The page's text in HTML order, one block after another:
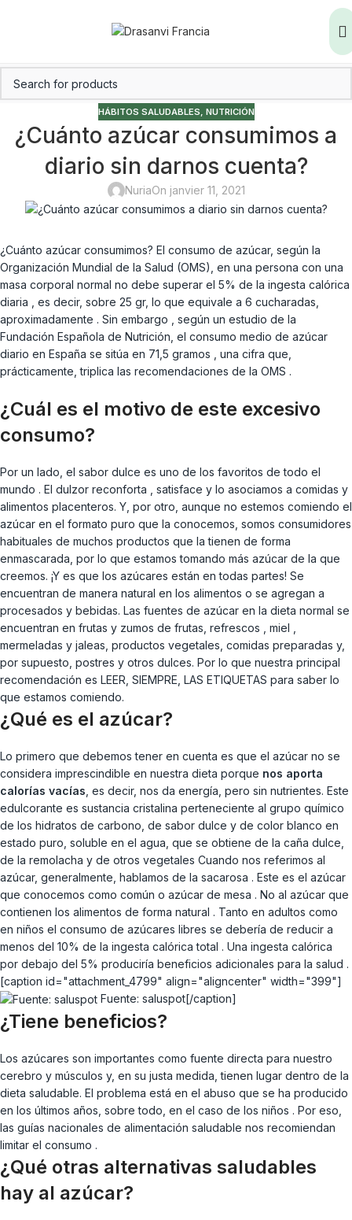
HÁBITOS SALUDABLES, NUTRICIÓN
¿Cuánto azúcar consumimos a
diario sin darnos cuenta?
NuriaOn janvier 11, 2021
¿Cuánto azúcar consumimos? El consumo de azúcar, según la
Organización Mundial de la Salud (OMS), en una persona con una
masa corporal normal no debe superar el 5% de la ingesta calórica
diaria , es decir, sobre 25 gr, lo que equivale a 6 cucharadas,
aproximadamente . Sin embargo , según un estudio de la
Fundación Española de Nutrición, el consumo medio de azúcar
diario en España se sitúa en 71,5 gramos , una cifra que,
prácticamente, triplica las recomendaciones de la OMS .
¿Cuál es el motivo de este excesivo
consumo?
Por un lado, el sabor dulce es uno de los favoritos de todo el
mundo . El dulzor reconforta , satisface y lo asociamos a comidas y
alimentos placenteros. Y, por otro, aunque no estemos comiendo el
azúcar en el formato puro que la conocemos, somos consumidores
habituales de muchos productos que la tienen de forma
enmascarada, por lo que estamos tomando más azúcar de la que
creemos. ¡Y es que los azúcares están en todas partes! Se
encuentran de manera natural en los alimentos o se agregan a
procesados y bebidas. Las fuentes de azúcar en la dieta normal se
encuentran en frutas y zumos de frutas, refrescos , miel ,
mermeladas y jaleas, productos vegetales, comidas preparadas y,
por supuesto, postres y otros dulces. Por lo que nuestra principal
recomendación es LEER, SIEMPRE, LAS ETIQUETAS para saber lo
que estamos comiendo.
¿Qué es el azúcar?
Lo primero que debemos tener en cuenta es que el azúcar no se
considera imprescindible en nuestra dieta porque nos aporta
calorías vacías , es decir, nos da energía, pero sin nutrientes. Este
edulcorante es sustancia cristalina perteneciente al grupo químico
de los hidratos de carbono, de sabor dulce y de color blanco en
estado puro, soluble en el agua, que se obtiene de la caña dulce,
de la remolacha y de otros vegetales Cuando nos referimos al
azúcar, generalmente, hablamos de la sacarosa . Este es el azúcar
que conocemos como común o azúcar de mesa . No al azúcar que
contienen los alimentos de forma natural . Tanto en adultos como
en niños el consumo de azúcares libres se debería de reducir a
menos del 10% de la ingesta calórica total . Una ingesta calórica
por debajo del 5% produciría beneficios adicionales para la salud .
[caption id="attachment_4799" align="aligncenter" width="399"]
Fuente: saluspot[/caption]
¿Tiene beneficios?
Los azúcares son importantes como fuente directa para nuestro
cerebro y músculos y, en su justa medida, tienen lugar dentro de la
dieta saludable. El problema está en el abuso que se ha producido
en los últimos años, sobre todo, en el caso de los niños . Por eso,
las guías nacionales de alimentación saludable nos recomiendan
limitar el consumo .
¿Qué otras alternativas saludables
hay al azúcar?